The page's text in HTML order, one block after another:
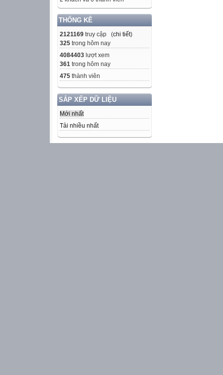
THỐNG KÊ
2121169 truy cập (chi tiết)
325 trong hôm nay
4084403 lượt xem
361 trong hôm nay
475 thành viên
SẮP XẾP DỮ LIỆU
Mới nhất
Tải nhiều nhất